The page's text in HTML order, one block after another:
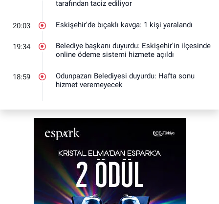
tarafından taciz ediliyor
20:03 Eskişehir'de bıçaklı kavga: 1 kişi yaralandı
19:34
Belediye başkanı duyurdu: Eskişehir'in ilçesinde
online ödeme sistemi hizmete açıldı
18:59
Odunpazarı Belediyesi duyurdu: Hafta sonu
hizmet veremeyecek